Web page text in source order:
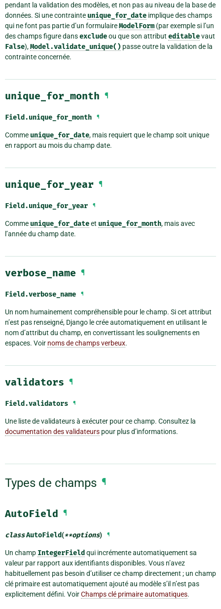
pendant la validation des modèles, et non pas au niveau de la base de
données. Si une contrainte unique_for_date implique des champs
qui ne font pas partie d’un formulaireModelForm (par exemple si l’un
des champs figure dansexcludeou que son attribut editablevaut
False),Model.validate_unique() passe outre la validation de la
contrainte concernée.
unique_for_month ¶
Field.unique_for_month ¶
Comme unique_for_date, mais requiert que le champ soit unique
en rapport au mois du champ date.
unique_for_year ¶
Field.unique_for_year ¶
Comme unique_for_dateet unique_for_month, mais avec
l’année du champ date.
verbose_name ¶
Field.verbose_name ¶
Un nom humainement compréhensible pour le champ. Si cet attribut
n’est pas renseigné, Django le crée automatiquement en utilisant le
nom d’attribut du champ, en convertissant les soulignements en
espaces. Voir noms de champs verbeux.
validators ¶
Field.validators ¶
Une liste de validateurs à exécuter pour ce champ. Consultez la
documentation des validateurs pour plus d’informations.
Types de champs ¶
AutoField ¶
classAutoField(**options) ¶
Un champ IntegerField qui incrémente automatiquement sa
valeur par rapport aux identifiants disponibles. Vous n’avez
habituellement pas besoin d’utiliser ce champ directement ; un champ
clé primaire est automatiquement ajouté au modèle s’il n’est pas
explicitement défini. VoirChamps clé primaire automatiques.